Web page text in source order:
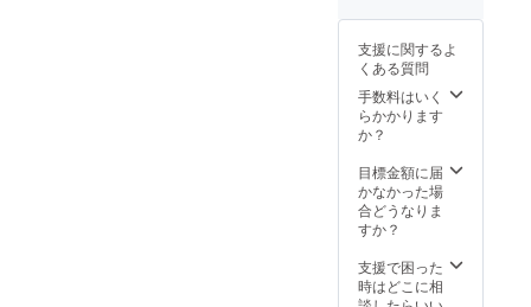
らでも
お座り
いただ
けま
す。
き、チ
と交換
させて
いただ
きま
る座席
であれ
ばどち
いただ
けま
す。
場の都
り座席
番号、
位置が
試合ご
があり
ます。
座席は
画像の
赤色、
青色の
支援に関するよ
くある質問
手数料はいく
らかかります
か？
目標金額に届
かなかった場
合どうなりま
すか？
支援で困った
時はどこに相